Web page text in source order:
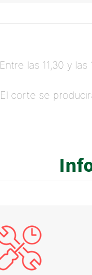
Entre las 11,30 y
El corte se